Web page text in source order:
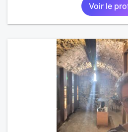
Voir le